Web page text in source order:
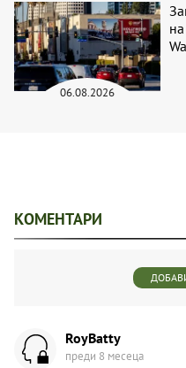
06.08.2026
КОМЕНТАРИ
RoyBatty
преди 8 месеца